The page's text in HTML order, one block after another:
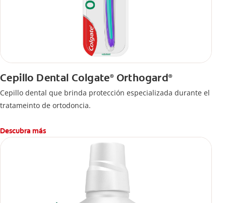
Cepillo Dental Colgate®Orthogard®
Cepillo dental que brinda protección especializada durante el
tratameinto de ortodoncia.
Descubra más